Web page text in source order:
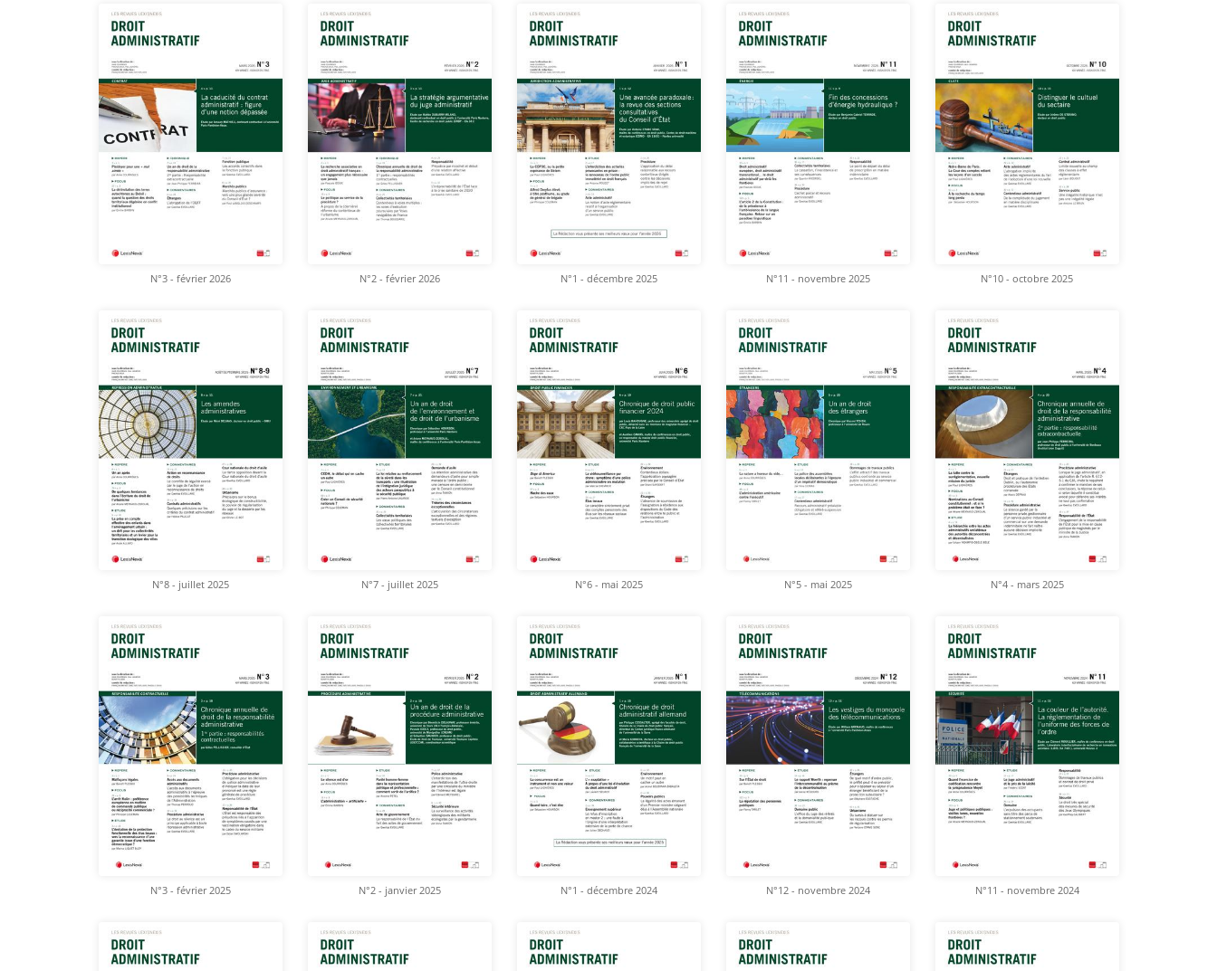
N°3 - février 2026 N°2 - février 2026 N°1 - décembre 2025 N°11 - novembre 2025 N°10 - octobre 2025
N°8 - juillet 2025 N°7 - juillet 2025 N°6 - mai 2025 N°5 - mai 2025 N°4 - mars 2025
N°3 - février 2025 N°2 - janvier 2025 N°1 - décembre 2024 N°12 - novembre 2024 N°11 - novembre 2024